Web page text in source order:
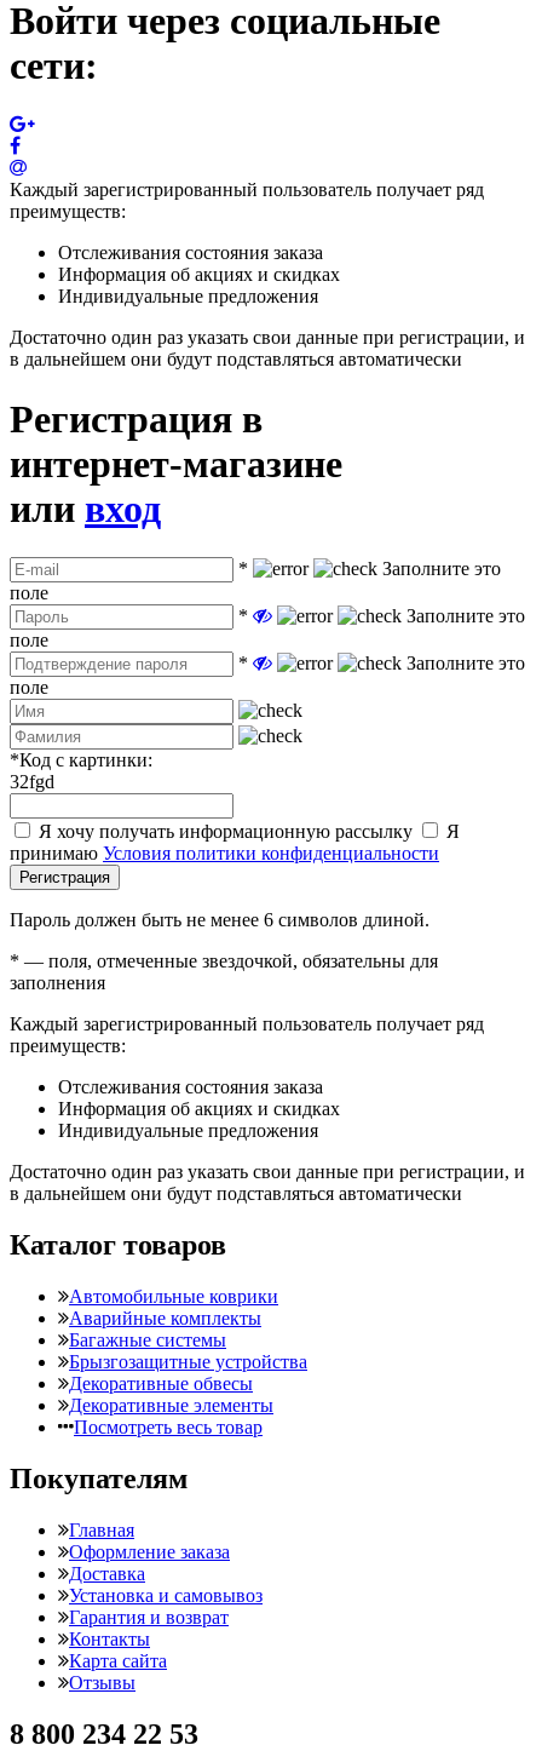
Войти через социальные
сети:
Каждый зарегистрированный пользователь получает ряд
преимуществ:
Отслеживания состояния заказа
Информация об акциях и скидках
Индивидуальные предложения
Достаточно один раз указать свои данные при регистрации, и
в дальнейшем они будут подставляться автоматически
Регистрация в
интернет-магазине
или вход
*
Заполните это
поле
*
Заполните это
поле
*
Заполните это
поле
*Код с картинки:
32fgd
Я хочу получать информационную рассылку
Я
принимаю Условия политики конфиденциальности
Регистрация
Пароль должен быть не менее 6 символов длиной.
* — поля, отмеченные звездочкой, обязательны для
заполнения
Каждый зарегистрированный пользователь получает ряд
преимуществ:
Отслеживания состояния заказа
Информация об акциях и скидках
Индивидуальные предложения
Достаточно один раз указать свои данные при регистрации, и
в дальнейшем они будут подставляться автоматически
Каталог товаров
Автомобильные коврики
Аварийные комплекты
Багажные системы
Брызгозащитные устройства
Декоративные обвесы
Декоративные элементы
Посмотреть весь товар
Покупателям
Главная
Оформление заказа
Доставка
Установка и самовывоз
Гарантия и возврат
Контакты
Карта сайта
Отзывы
8 800 234 22 53